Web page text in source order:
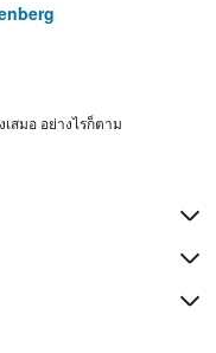
สมอ อย่างไรก็ตาม